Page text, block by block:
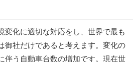
変化に適切な対応をし、世界で最も
御社だけであると考えます。変化の
伴う自動車台数の増加です。現在世